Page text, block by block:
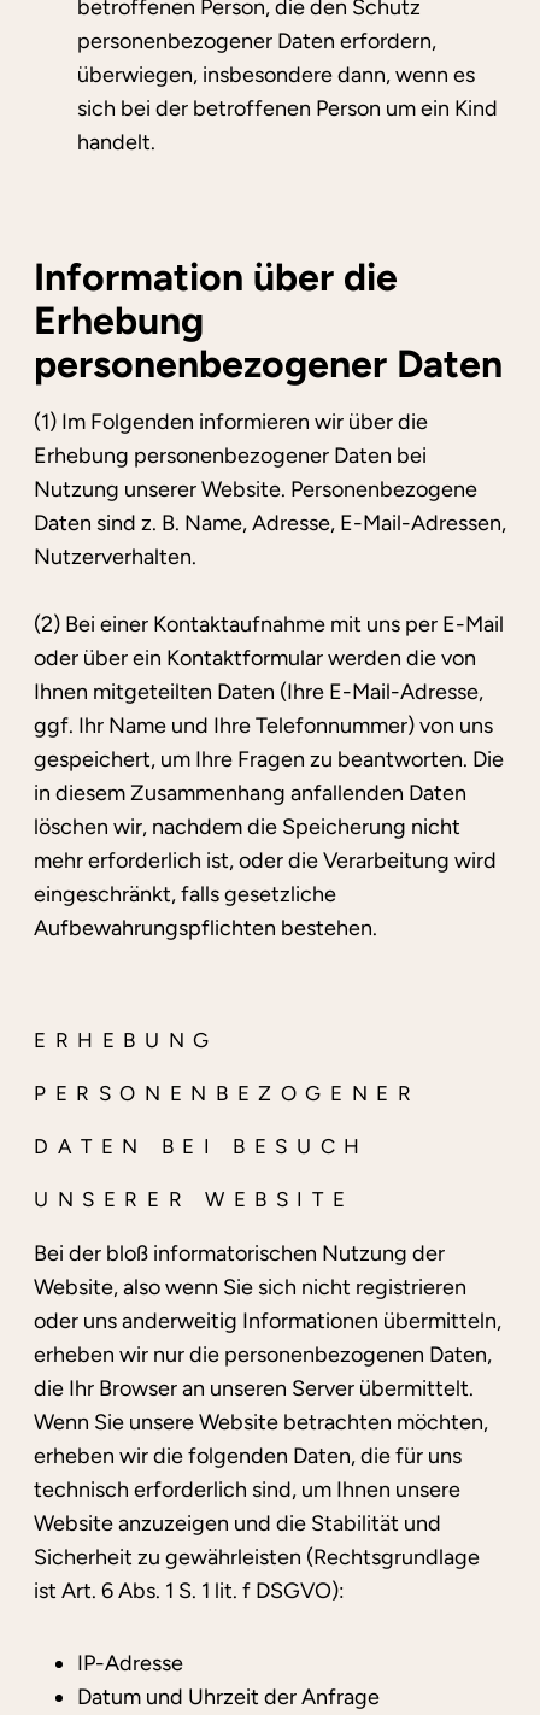
betroffenen Person, die den Schutz
personenbezogener Daten erfordern,
überwiegen, insbesondere dann, wenn es
sich bei der betroffenen Person um ein Kind
handelt.
Information über die
Erhebung
personenbezogener Daten
(1) Im Folgenden informieren wir über die
Erhebung personenbezogener Daten bei
Nutzung unserer Website. Personenbezogene
Daten sind z. B. Name, Adresse, E-Mail-Adressen,
Nutzerverhalten.
(2) Bei einer Kontaktaufnahme mit uns per E-Mail
oder über ein Kontaktformular werden die von
Ihnen mitgeteilten Daten (Ihre E-Mail-Adresse,
ggf. Ihr Name und Ihre Telefonnummer) von uns
gespeichert, um Ihre Fragen zu beantworten. Die
in diesem Zusammenhang anfallenden Daten
löschen wir, nachdem die Speicherung nicht
mehr erforderlich ist, oder die Verarbeitung wird
eingeschränkt, falls gesetzliche
Aufbewahrungspflichten bestehen.
ERHEBUNG
PERSONENBEZOGENER
DATEN BEI BESUCH
UNSERER WEBSITE
Bei der bloß informatorischen Nutzung der
Website, also wenn Sie sich nicht registrieren
oder uns anderweitig Informationen übermitteln,
erheben wir nur die personenbezogenen Daten,
die Ihr Browser an unseren Server übermittelt.
Wenn Sie unsere Website betrachten möchten,
erheben wir die folgenden Daten, die für uns
technisch erforderlich sind, um Ihnen unsere
Website anzuzeigen und die Stabilität und
Sicherheit zu gewährleisten (Rechtsgrundlage
ist Art. 6 Abs. 1 S. 1 lit. f DSGVO):
IP-Adresse
Datum und Uhrzeit der Anfrage